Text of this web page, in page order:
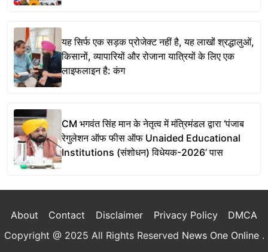
यह सिर्फ एक सड़क प्रोजेक्ट नहीं है, यह लाखों श्रद्धालुओं,
किसानों, व्यापारियों और रोजाना यात्रियों के लिए एक
लाइफलाइन है: कंग
CM भगवंत सिंह मान के नेतृत्व में मंत्रिमंडल द्वारा ‘पंजाब
रेगुलेशन ऑफ फीस ऑफ Unaided Educational
Institutions (संशोधन) विधेयक-2026’ पास
About Contact Disclaimer Privacy Policy
DMCA
Copyright @ 2025 All Rights Reserved News One Online .